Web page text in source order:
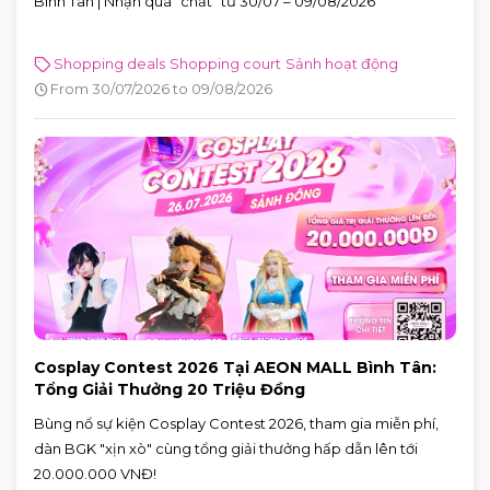
Shopping deals Shopping court Sảnh hoạt động
From 30/07/2026 to 09/08/2026
Cosplay Contest 2026 Tại AEON MALL Bình Tân:
Tổng Giải Thưởng 20 Triệu Đồng
Bùng nổ sự kiện Cosplay Contest 2026, tham gia miễn phí,
dàn BGK "xịn xò" cùng tổng giải thưởng hấp dẫn lên tới
20.000.000 VNĐ!